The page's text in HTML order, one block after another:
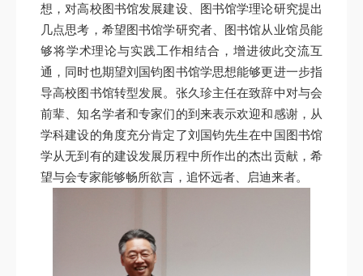
想，对高校图书馆发展建设、图书馆学理论研究提出
几点思考，希望图书馆学研究者、图书馆从业馆员能
够将学术理论与实践工作相结合，增进彼此交流互
通，同时也期望刘国钧图书馆学思想能够更进一步指
导高校图书馆转型发展。张久珍主任在致辞中对与会
前辈、知名学者和专家们的到来表示欢迎和感谢，从
学科建设的角度充分肯定了刘国钧先生在中国图书馆
学从无到有的建设发展历程中所作出的杰出贡献，希
望与会专家能够畅所欲言，追怀远者、启迪来者。